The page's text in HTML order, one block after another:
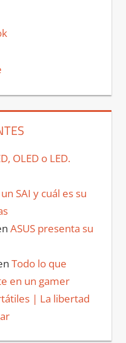
OLED o LED.
SAI y cuál es su
ASUS presenta su
Todo lo que
en un gamer
| La libertad